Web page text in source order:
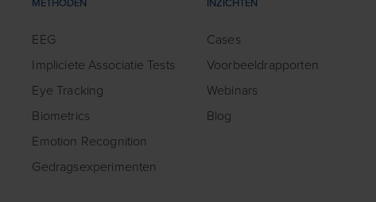
METHODEN
EEG
Impliciete Associatie Tests
Eye Tracking
Biometrics
Emotion Recognition
Gedragsexperimenten
INZICHTEN
Cases
Voorbeeldrapporten
Webinars
Blog